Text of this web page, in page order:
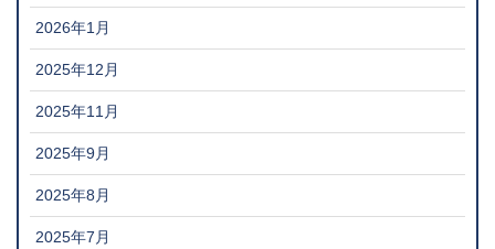
2026年1月
2025年12月
2025年11月
2025年9月
2025年8月
2025年7月